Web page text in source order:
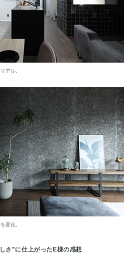
アル。
変化。
さ”に仕上がったE様の感想